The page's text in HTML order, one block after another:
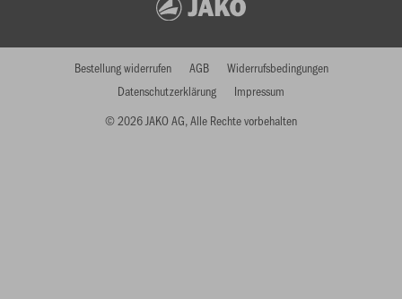
© 2026 JAKO AG, Alle Rechte vorbehalten
Bestellung widerrufen AGB
Widerrufsbedingungen
Datenschutzerklärung
Impressum